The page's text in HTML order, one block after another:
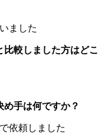
ました
較しました方はどこ
手は何ですか？
依頼しました